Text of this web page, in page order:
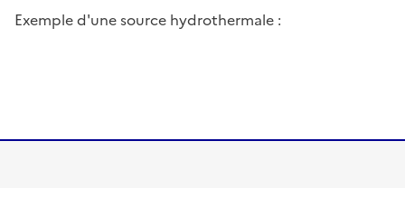
Exemple d'une source hydrothermale :